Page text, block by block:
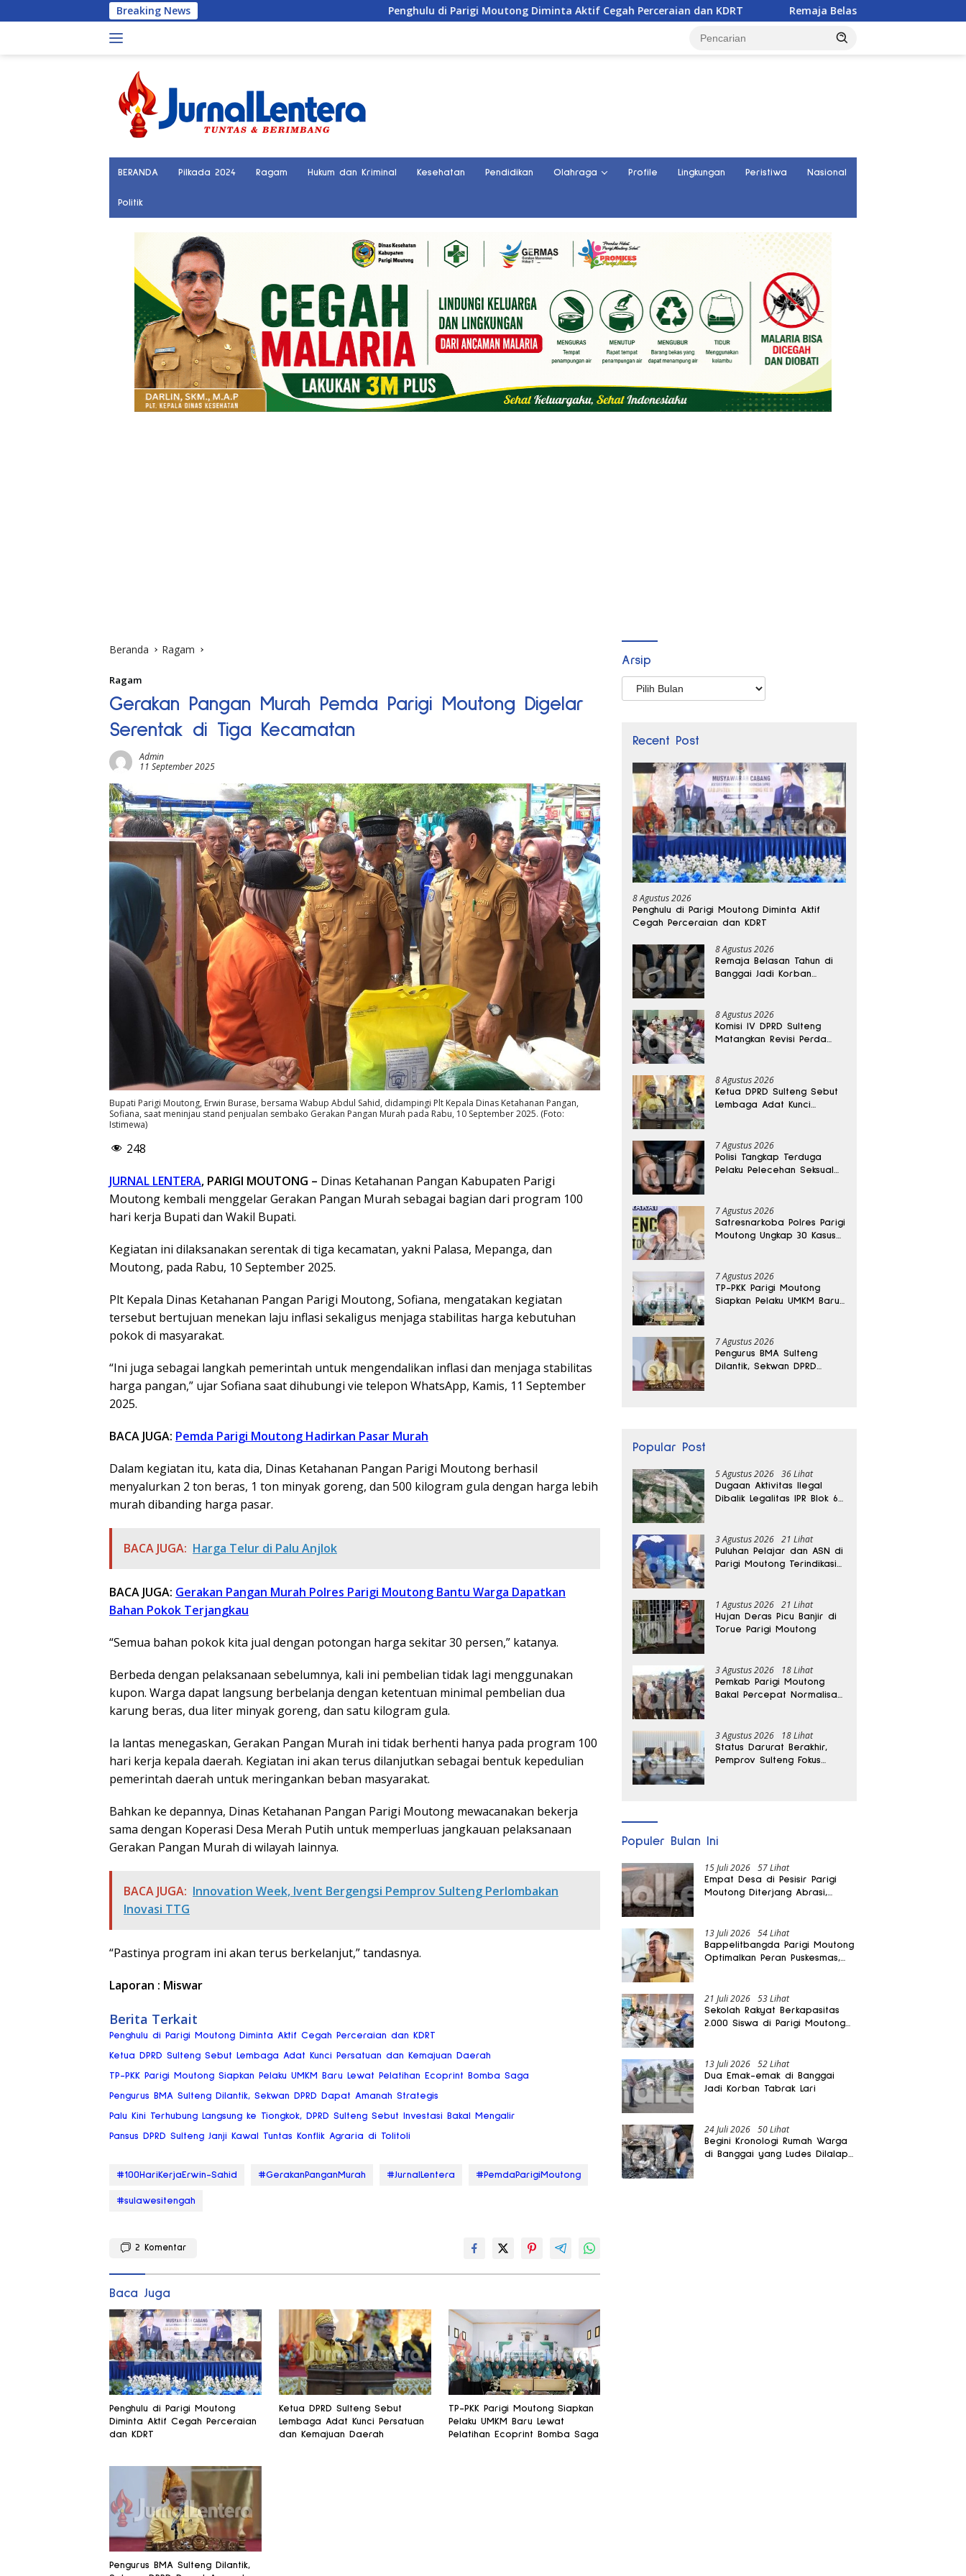
ke
Breaking News Penghulu di Parigi Moutong Diminta Aktif Cegah Perceraian dan KDRT Remaja Belasan Tahun di Banggai Jadi Korban
BERANDA Pilkada 2024 Ragam Hukum dan Kriminal Kesehatan Pendidikan Olahraga Profile Lingkungan Peristiwa Nasional
Politik
Beranda Ragam
Ragam
Gerakan Pangan Murah Pemda Parigi Moutong Digelar
Serentak di Tiga Kecamatan
Admin
11 September 2025
Bupati Parigi Moutong, Erwin Burase, bersama Wabup Abdul Sahid, didampingi Plt Kepala Dinas Ketahanan Pangan,
Sofiana, saat meninjau stand penjualan sembako Gerakan Pangan Murah pada Rabu, 10 September 2025. (Foto:
Istimewa)
248
JURNAL LENTERA, PARIGI MOUTONG – Dinas Ketahanan Pangan Kabupaten Parigi
Moutong kembali menggelar Gerakan Pangan Murah sebagai bagian dari program 100
hari kerja Bupati dan Wakil Bupati.
Kegiatan ini dilaksanakan serentak di tiga kecamatan, yakni Palasa, Mepanga, dan
Moutong, pada Rabu, 10 September 2025.
Plt Kepala Dinas Ketahanan Pangan Parigi Moutong, Sofiana, mengatakan kegiatan
tersebut bertujuan menekan laju inflasi sekaligus menjaga stabilitas harga kebutuhan
pokok di masyarakat.
“Ini juga sebagai langkah pemerintah untuk mengendalikan inflasi dan menjaga stabilitas
harga pangan,” ujar Sofiana saat dihubungi vie telepon WhatsApp, Kamis, 11 September
2025.
BACA JUGA: Pemda Parigi Moutong Hadirkan Pasar Murah
Dalam kegiatan itu, kata dia, Dinas Ketahanan Pangan Parigi Moutong berhasil
menyalurkan 2 ton beras, 1 ton minyak goreng, dan 500 kilogram gula dengan harga lebih
murah dibanding harga pasar.
BACA JUGA: Harga Telur di Palu Anjlok
BACA JUGA: Gerakan Pangan Murah Polres Parigi Moutong Bantu Warga Dapatkan
Bahan Pokok Terjangkau
“Semua bahan pokok kita jual dengan potongan harga sekitar 30 persen,” katanya.
Berbeda dengan pelaksanaan sebelumnya, kali ini pembelian tidak lagi menggunakan
kupon. Warga dapat langsung berbelanja dengan ketentuan minimal pembelian dua
karung beras, dua liter minyak goreng, dan satu kilogram gula.
Ia lantas menegaskan, Gerakan Pangan Murah ini tidak berhenti hanya pada program 100
hari kerja kepala daerah. Kegiatan ini akan terus dilanjutkan sebagai bentuk kepedulian
pemerintah daerah untuk meringankan beban masyarakat.
Bahkan ke depannya, Dinas Ketahanan Pangan Parigi Moutong mewacanakan bekerja
sama dengan Koperasi Desa Merah Putih untuk memperluas jangkauan pelaksanaan
Gerakan Pangan Murah di wilayah lainnya.
BACA JUGA: Innovation Week, Ivent Bergengsi Pemprov Sulteng Perlombakan
Inovasi TTG
“Pastinya program ini akan terus berkelanjut,” tandasnya.
Laporan : Miswar
Berita Terkait
Penghulu di Parigi Moutong Diminta Aktif Cegah Perceraian dan KDRT
Ketua DPRD Sulteng Sebut Lembaga Adat Kunci Persatuan dan Kemajuan Daerah
TP-PKK Parigi Moutong Siapkan Pelaku UMKM Baru Lewat Pelatihan Ecoprint Bomba Saga
Pengurus BMA Sulteng Dilantik, Sekwan DPRD Dapat Amanah Strategis
Palu Kini Terhubung Langsung ke Tiongkok, DPRD Sulteng Sebut Investasi Bakal Mengalir
Pansus DPRD Sulteng Janji Kawal Tuntas Konflik Agraria di Tolitoli
#100HariKerjaErwin-Sahid #GerakanPanganMurah #JurnalLentera #PemdaParigiMoutong
#sulawesitengah
2 Komentar
Baca Juga
Penghulu di Parigi Moutong
Diminta Aktif Cegah Perceraian
dan KDRT
Ketua DPRD Sulteng Sebut
Lembaga Adat Kunci Persatuan
dan Kemajuan Daerah
TP-PKK Parigi Moutong Siapkan
Pelaku UMKM Baru Lewat
Pelatihan Ecoprint Bomba Saga
Pengurus BMA Sulteng Dilantik,
Arsip
Arsip
Recent Post
8 Agustus 2026
Penghulu di Parigi Moutong Diminta Aktif
Cegah Perceraian dan KDRT
8 Agustus 2026
Remaja Belasan Tahun di
Banggai Jadi Korban
8 Agustus 2026
Komisi IV DPRD Sulteng
Matangkan Revisi Perda
8 Agustus 2026
Ketua DPRD Sulteng Sebut
Lembaga Adat Kunci
7 Agustus 2026
Polisi Tangkap Terduga
Pelaku Pelecehan Seksual
7 Agustus 2026
Satresnarkoba Polres Parigi
Moutong Ungkap 30 Kasus
7 Agustus 2026
TP-PKK Parigi Moutong
Siapkan Pelaku UMKM Baru
7 Agustus 2026
Pengurus BMA Sulteng
Dilantik, Sekwan DPRD
Popular Post
5 Agustus 2026 36 Lihat
Dugaan Aktivitas Ilegal
Dibalik Legalitas IPR Blok 6
3 Agustus 2026 21 Lihat
Puluhan Pelajar dan ASN di
Parigi Moutong Terindikasi
1 Agustus 2026 21 Lihat
Hujan Deras Picu Banjir di
Torue Parigi Moutong
3 Agustus 2026 18 Lihat
Pemkab Parigi Moutong
Bakal Percepat Normalisasi
Panas
3 Agustus 2026 18 Lihat
Status Darurat Berakhir,
Pemprov Sulteng Fokus
Populer Bulan Ini
15 Juli 2026 57 Lihat
Empat Desa di Pesisir Parigi
Moutong Diterjang Abrasi,
13 Juli 2026 54 Lihat
Bappelitbangda Parigi Moutong
Optimalkan Peran Puskesmas,
21 Juli 2026 53 Lihat
Sekolah Rakyat Berkapasitas
2.000 Siswa di Parigi Moutong
13 Juli 2026 52 Lihat
Dua Emak-emak di Banggai
Jadi Korban Tabrak Lari
24 Juli 2026 50 Lihat
Begini Kronologi Rumah Warga
di Banggai yang Ludes Dilalap